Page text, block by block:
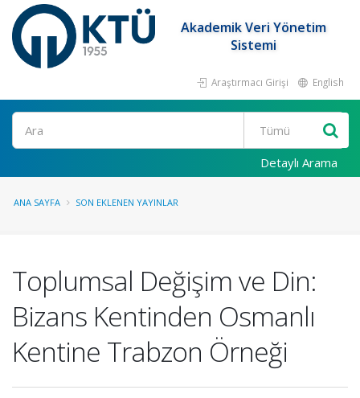
Akademik Veri Yönetim
Sistemi
Araştırmacı Girişi English
Ara
Detaylı Arama
ANA SAYFA SON EKLENEN YAYINLAR
Toplumsal Değişim ve Din:
Bizans Kentinden Osmanlı
Kentine Trabzon Örneği